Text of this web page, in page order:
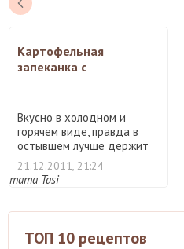
Картофельная
запеканка с
Вкусно в холодном и
горячем виде, правда в
остывшем лучше держит
фор ...
21.12.2011, 21:24
mama Tasi
ТОП 10 рецептов